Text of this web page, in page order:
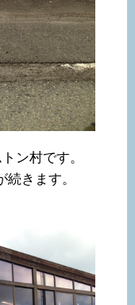
ン村です。
きます。